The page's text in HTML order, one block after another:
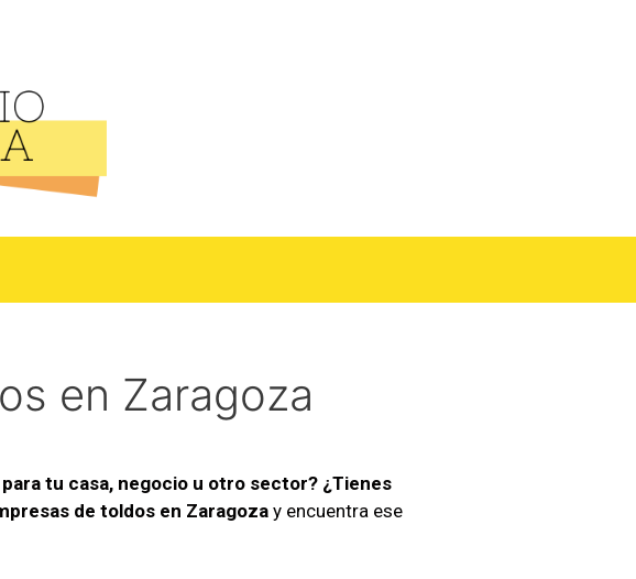
en Zaragoza
tu casa, negocio u otro sector? ¿Tienes
de toldos en Zaragoza y encuentra ese